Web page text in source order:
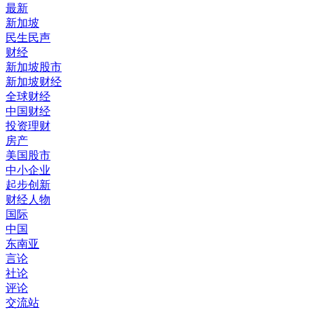
最新
新加坡
民生民声
财经
新加坡股市
新加坡财经
全球财经
中国财经
投资理财
房产
美国股市
中小企业
起步创新
财经人物
国际
中国
东南亚
言论
社论
评论
交流站